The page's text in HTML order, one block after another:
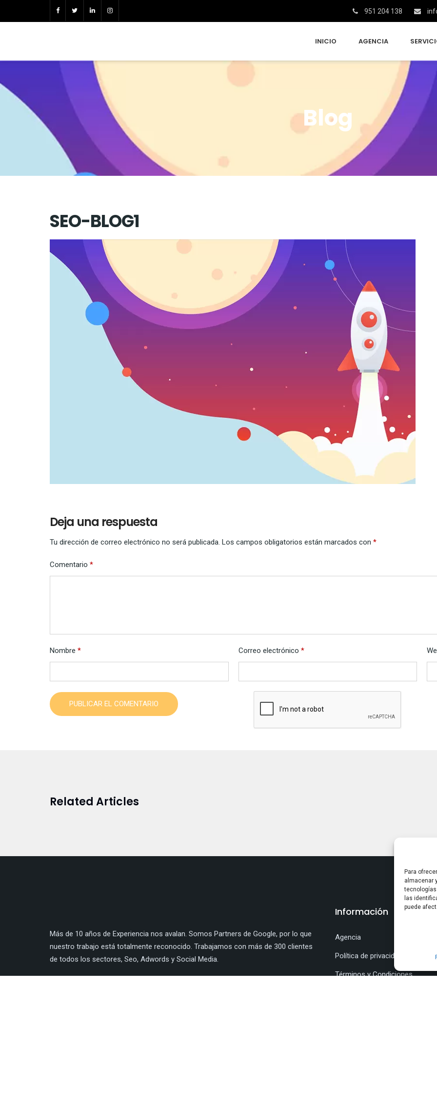
Para
almacenar
las
puede
951 204 138
INICIO AGENCIA
Blog
SEO-BLOG1
Deja una respuesta
Tu dirección de correo electrónico no será publicada. Los campos obligatorios están marcados con *
Comentario *
Nombre * Correo electrónico *
PUBLICAR EL COMENTARIO
Related Articles
Más de 10 años de Experiencia nos avalan. Somos Partners de Google, por lo que
nuestro trabajo está totalmente reconocido. Trabajamos con más de 300 clientes
de todos los sectores, Seo, Adwords y Social Media.
Información
Agencia
Política de privacidad
Términos y Condiciones